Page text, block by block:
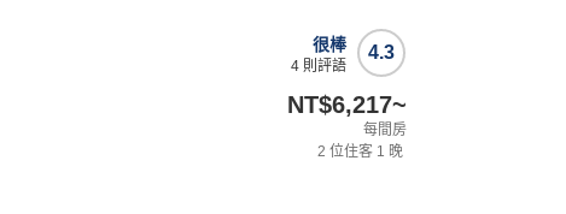
4.3
很棒
4 則評語
NT$6,217~
每間房
2 位住客 1 晚